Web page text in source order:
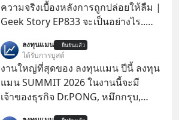
ความจริงเบื้องหลังการถูกปล่อยให้ลืม |
Geek Story EP833 จะเป็นอย่างไร..
กว่าครึ่งโลก ถูกมหาเศรษฐีคู่แข่งทุ่มเงิน
ซื้อกิจการไป? นี่คือเรื่องจริงของ
MySQL ฐานข้อมูลระดับตำนานที่
โปรแกรมเมอร์คนหนึ่งใช้เวลา 27 ปี
ปลุกปั้นและตั้งชื่อตามลูกสาวของตัวเอง
ลงทุนแมน ยืนยันแล้ว
ได้รับการบูสต์
งานใหญ่ที่สุดของ ลงทุนแมน ปีนี้ ลงทุน
แมน SUMMIT 2026 ในงานนี้จะมี
เจ้าของธุรกิจ Dr.PONG, หมึกกรุบ,